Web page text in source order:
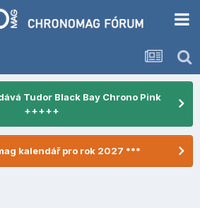
Tudor Black Bay Chrono Pink
+++++
kalendář pro rok 2027 ***